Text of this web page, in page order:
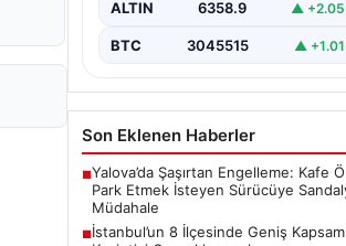
ALTIN 6358.9 ▲
BTC 3045515 ▲
Son Eklenen Haberler
■Yalova’da Şaşırtan Engelleme: Kafe
Park Etmek İsteyen Sürücüye
Müdahale
■İstanbul’un 8 İlçesinde Geniş